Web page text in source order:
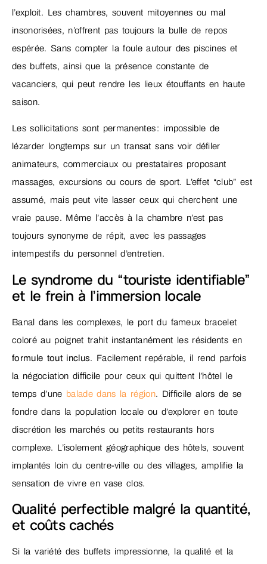
l’exploit. Les chambres, souvent mitoyennes ou mal
insonorisées, n’offrent pas toujours la bulle de repos
espérée. Sans compter la foule autour des piscines et
des buffets, ainsi que la présence constante de
vacanciers, qui peut rendre les lieux étouffants en haute
saison.
Les sollicitations sont permanentes : impossible de
lézarder longtemps sur un transat sans voir défiler
animateurs, commerciaux ou prestataires proposant
massages, excursions ou cours de sport. L’effet “club” est
assumé, mais peut vite lasser ceux qui cherchent une
vraie pause. Même l’accès à la chambre n’est pas
toujours synonyme de répit, avec les passages
intempestifs du personnel d’entretien.
Le syndrome du “touriste identifiable”
et le frein à l’immersion locale
Banal dans les complexes, le port du fameux bracelet
coloré au poignet trahit instantanément les résidents en
formule tout inclus. Facilement repérable, il rend parfois
la négociation difficile pour ceux qui quittent l’hôtel le
temps d’une balade dans la région. Difficile alors de se
fondre dans la population locale ou d’explorer en toute
discrétion les marchés ou petits restaurants hors
complexe. L’isolement géographique des hôtels, souvent
implantés loin du centre-ville ou des villages, amplifie la
sensation de vivre en vase clos.
Qualité perfectible malgré la quantité,
et coûts cachés
Si la variété des buffets impressionne, la qualité et la